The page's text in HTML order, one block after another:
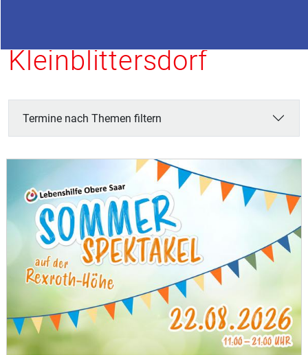
Kleinblittersdorf
Termine nach Themen filtern